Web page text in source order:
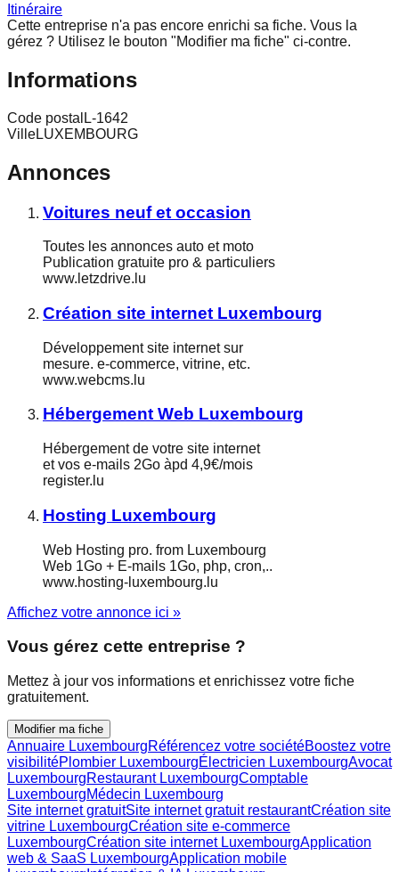
Itinéraire
Cette entreprise n'a pas encore enrichi sa fiche. Vous la
gérez ? Utilisez le bouton "Modifier ma fiche" ci-contre.
Informations
Code postal L-1642
VilleLUXEMBOURG
Annonces
Voitures neuf et occasion
Toutes les annonces auto et moto
Publication gratuite pro & particuliers
www.letzdrive.lu
Création site internet Luxembourg
Développement site internet sur
mesure. e-commerce, vitrine, etc.
www.webcms.lu
Hébergement Web Luxembourg
Hébergement de votre site internet
et vos e-mails 2Go àpd 4,9€/mois
register.lu
Hosting Luxembourg
Web Hosting pro. from Luxembourg
Web 1Go + E-mails 1Go, php, cron,..
www.hosting-luxembourg.lu
Affichez votre annonce ici »
Vous gérez cette entreprise ?
Mettez à jour vos informations et enrichissez votre fiche
gratuitement.
Modifier ma fiche
Annuaire LuxembourgRéférencez votre sociétéBoostez votre
visibilitéPlombier LuxembourgÉlectricien LuxembourgAvocat
LuxembourgRestaurant LuxembourgComptable
LuxembourgMédecin Luxembourg
Site internet gratuitSite internet gratuit restaurantCréation site
vitrine LuxembourgCréation site e-commerce
LuxembourgCréation site internet LuxembourgApplication
web & SaaS LuxembourgApplication mobile